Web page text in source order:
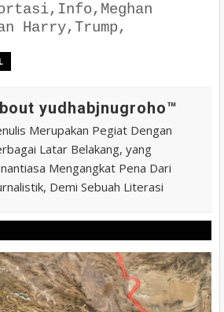
Harry,Trump,
yudhabjnugroho™️
Merupakan Pegiat Dengan
Latar Belakang, yang
Mengangkat Pena Dari
Demi Sebuah Literasi